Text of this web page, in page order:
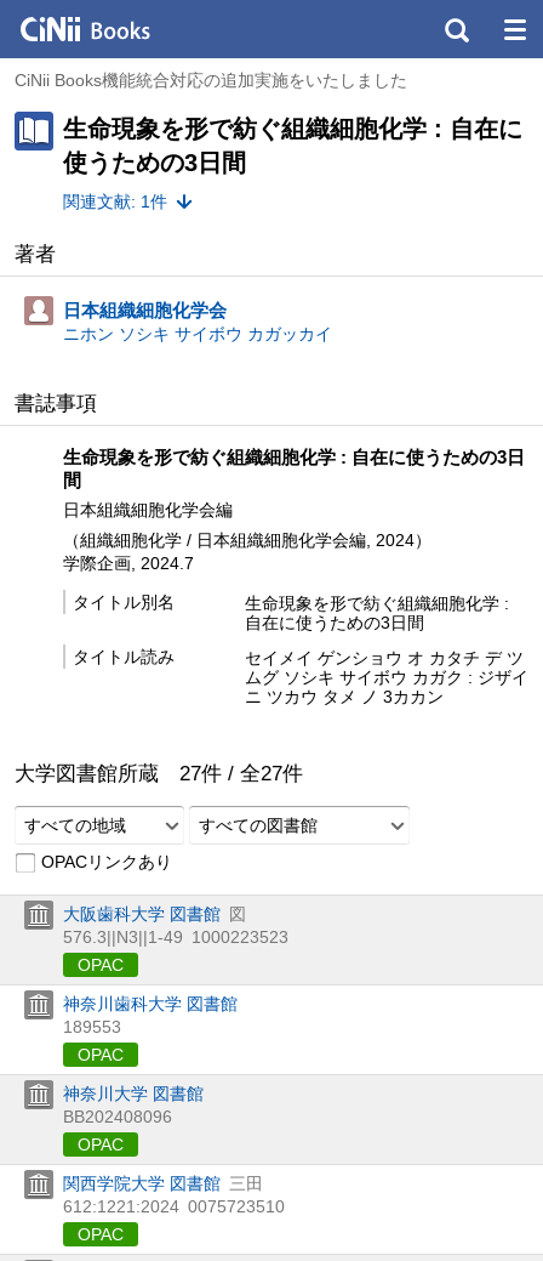
CiNii Books機能統合対応の追加実施をいたしました
生命現象を形で紡ぐ組織細胞化学 : 自在に
使うための3日間
関連文献: 1件
著者
日本組織細胞化学会
ニホン ソシキ サイボウ カガッカイ
書誌事項
生命現象を形で紡ぐ組織細胞化学 : 自在に使うための3日
間
日本組織細胞化学会編
（組織細胞化学 / 日本組織細胞化学会編, 2024）
学際企画, 2024.7
タイトル別名
生命現象を形で紡ぐ組織細胞化学 :
自在に使うための3日間
タイトル読み
セイメイ ゲンショウ オ カタチ デ ツ
ムグ ソシキ サイボウ カガク : ジザイ
ニ ツカウ タメ ノ 3カカン
大学図書館所蔵 27件 / 全27件
すべての地域
すべての図書館
OPACリンクあり
大阪歯科大学 図書館 図
576.3||N3||1-49 1000223523
OPAC
神奈川歯科大学 図書館
189553
OPAC
神奈川大学 図書館
BB202408096
OPAC
関西学院大学 図書館 三田
612:1221:2024 0075723510
OPAC